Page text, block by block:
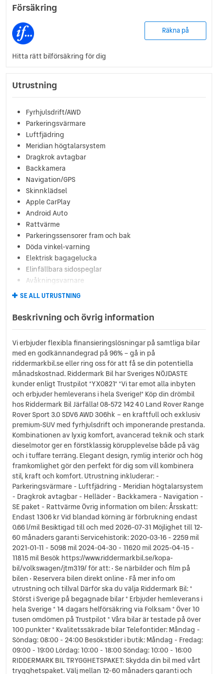
Försäkring
Räkna på
Hitta rätt bilförsäkring för dig
Utrustning
Fyrhjulsdrift/AWD
Parkeringsvärmare
Luftfjädring
Meridian högtalarsystem
Dragkrok avtagbar
Backkamera
Navigation/GPS
Skinnklädsel
Apple CarPlay
Android Auto
Rattvärme
Parkeringssensorer fram och bak
Döda vinkel-varning
Elektrisk bagagelucka
Elinfällbara sidospeglar
Avåkningsvarnare
Automatiska helljus
Helskinn
Farthållare
Tonade rutor
USB-uttag
Aircondition
Dieselvärmare
Parkeringssensorer bak
Parkeringssensorer fram
Avstängningsbar airbag
ACC/Klimatanläggning
Elhissar fram och bak
Multifunktionsratt
Sätesvärme fram
ISOFIX-fästen
Svensksåld
SE ALL UTRUSTNING
Beskrivning och övrig information
Vi erbjuder flexibla finansieringslösningar på samtliga bilar
med en godkännandegrad på 96% – gå in på
riddermarkbil.se eller ring oss för att få se din potentiella
månadskostnad. Riddermark Bil har Sveriges NÖJDASTE
kunder enligt Trustpilot *YXO821* *Vi tar emot alla inbyten
och erbjuder hemleverans i hela Sverige!* Köp din drömbil
hos Riddermark Bil Järfälla! 08-572 142 40 Land Rover Range
Rover Sport 3.0 SDV6 AWD 306hk – en kraftfull och exklusiv
premium-SUV med fyrhjulsdrift och imponerande prestanda.
Kombinationen av lyxig komfort, avancerad teknik och stark
dieselmotor ger en förstklassig körupplevelse både på väg
och i tuffare terräng. Elegant design, rymlig interiör och hög
framkomlighet gör den perfekt för dig som vill kombinera
stil, kraft och komfort. Utrustning inkluderar: -
Parkeringsvärmare - Luftfjädring - Meridian högtalarsystem
- Dragkrok avtagbar - Helläder - Backkamera - Navigation -
SE paket - Rattvärme Övrig information om bilen: Årsskatt:
Endast 1306 kr Vid blandad körning är förbrukning endast
0.66 l/mil Besiktigad till och med 2026-07-31 Möjlighet till 12-
60 månaders garanti Servicehistorik: 2020-03-16 - 2259 mil
2021-01-11 - 5098 mil 2024-04-30 - 11620 mil 2025-04-15 -
11815 mil Besök https://www.riddermarkbil.se/kopa-
bil/volkswagen/jtm319/ för att: • Se närbilder och film på
bilen • Reservera bilen direkt online • Få mer info om
utrustning och tillval Därför ska du välja Riddermark Bil: *
Störst i Sverige på begagnade bilar * Erbjuder hemleverans i
hela Sverige * 14 dagars helförsäkring via Folksam * Över 10
tusen omdömen på Trustpilot * Våra bilar är testade på över
100 punkter * Kvalitetssäkrade bilar Telefontider: Måndag -
Söndag: 08:00 - 24:00 Besökstider i butik: Måndag - Fredag:
09:00 - 19:00 Lördag: 10:00 - 18:00 Söndag: 10:00 - 16:00
RIDDERMARK BIL TRYGGHETSPAKET: Skydda din bil med vårt
trygghetspaket. Välj mellan 12-60 månaders garanti och